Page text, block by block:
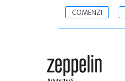
COMENZI